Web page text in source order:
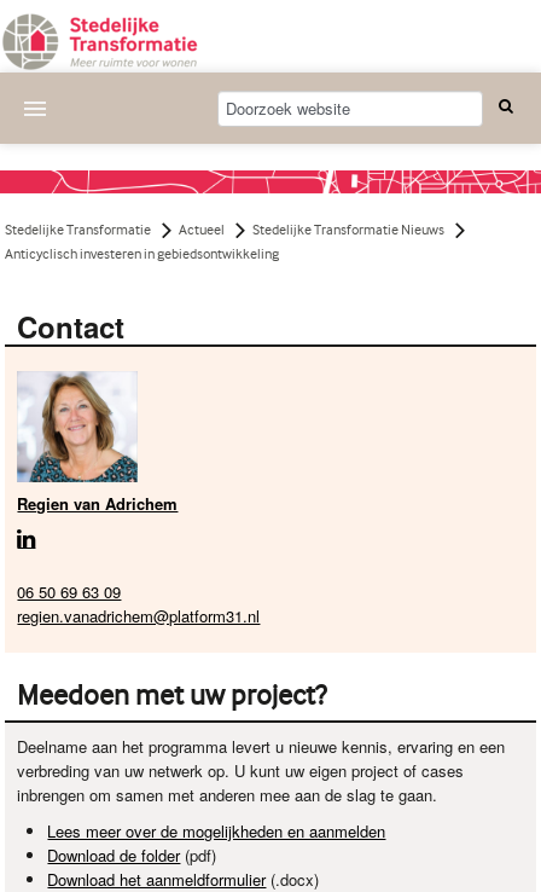
Deelnemende projecten
Bijeenkomsten
Publicaties
Nieuwsbrief
Over ons
Stedelijke Transformatie Actueel
Stedelijke Transformatie Nieuws
Anticyclisch investeren in gebiedsontwikkeling
Contact
Regien van Adrichem
06 50 69 63 09
regien.vanadrichem@platform31.nl
Meedoen met uw project?
Deelname aan het programma levert u nieuwe kennis, ervaring en een
verbreding van uw netwerk op. U kunt uw eigen project of cases
inbrengen om samen met anderen mee aan de slag te gaan.
Lees meer over de mogelijkheden en aanmelden
Download de folder(pdf)
Download het aanmeldformulier(.docx)